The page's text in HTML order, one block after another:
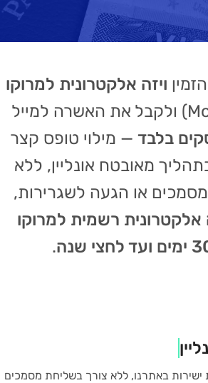
ויזה אלקטרונית למרוקו
(Morocco eVisa) ולקבל את האשרה למייל
— מילוי טופס קצר
מאובטח אונליין, ללא
או הגעה לשגרירות,
אלקטרונית רשמית למרוקו
.
באתרנו, ללא צורך בשליחת מסמכים